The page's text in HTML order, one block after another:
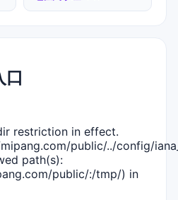
口
restriction in effect.
public/../config/
path(s):
public/:/tmp/) in